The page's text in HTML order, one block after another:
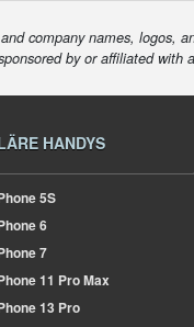
company names, logos,
by or affiliated
HANDYS
5S
6
7
11 Pro Max
13 Pro